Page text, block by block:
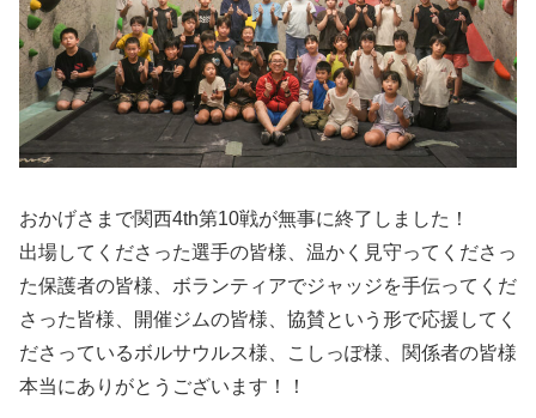
おかげさまで関西4th第10戦が無事に終了しました！
出場してくださった選手の皆様、温かく見守ってくださっ
た保護者の皆様、ボランティアでジャッジを手伝ってくだ
さった皆様、開催ジムの皆様、協賛という形で応援してく
ださっているボルサウルス様、こしっぽ様、関係者の皆様
本当にありがとうございます！！